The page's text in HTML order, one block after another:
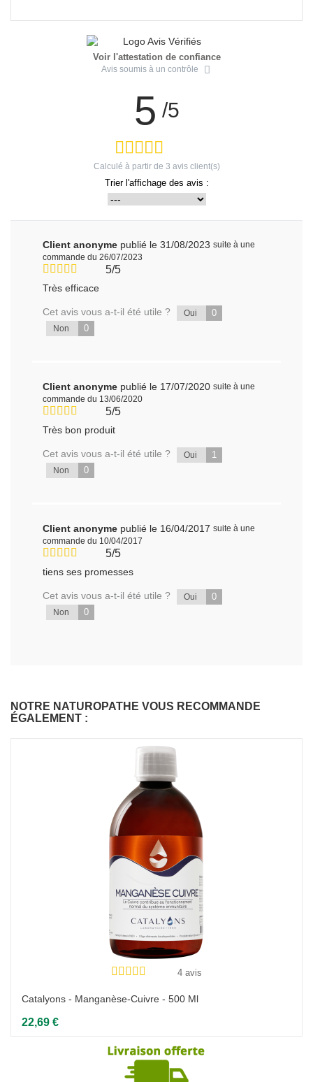
Voir l'attestation de confiance
Avis soumis à un contrôle
5 /5
Calculé à partir de 3 avis client(s)
Trier l'affichage des avis :
Client anonyme publié le 31/08/2023 suite à une
commande du 26/07/2023
5/5
Très efficace
Cet avis vous a-t-il été utile ? Oui 0
Non 0
Client anonyme publié le 17/07/2020 suite à une
commande du 13/06/2020
5/5
Très bon produit
Cet avis vous a-t-il été utile ? Oui 1
Non 0
Client anonyme publié le 16/04/2017 suite à une
commande du 10/04/2017
5/5
tiens ses promesses
Cet avis vous a-t-il été utile ? Oui 0
Non 0
NOTRE NATUROPATHE VOUS RECOMMANDE
ÉGALEMENT :
4 avis
Catalyons - Manganèse-Cuivre - 500 Ml
22,69 €